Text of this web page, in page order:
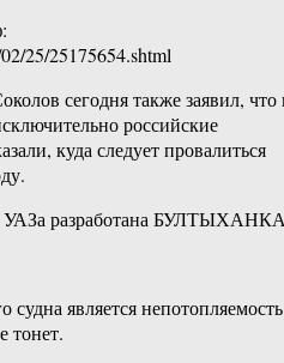
25/25175654.shtml
сегодня также заявил, что
российские
куда следует провалиться
УАЗа разработана
является непотопляемость
тонет.